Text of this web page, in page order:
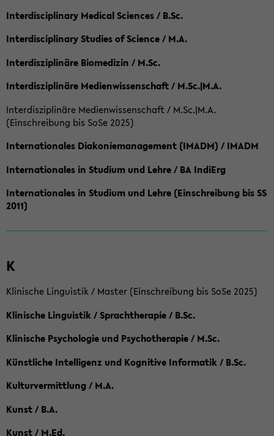
Interdisciplinary Medical Sciences / B.Sc.
Interdisciplinary Studies of Science / M.A.
Interdisziplinäre Biomedizin / M.Sc.
Interdisziplinäre Medienwissenschaft / M.Sc.|M.A.
Interdisziplinäre Medienwissenschaft / M.Sc.|M.A.
(Einschreibung bis SoSe 2025)
Internationales Diakoniemanagement (IMADM) / IMADM
Internationales in Studium und Lehre / BA IndiErg
Internationales in Studium und Lehre (Einschreibung bis SS
2011)
K
Klinische Linguistik / Master (Einschreibung bis SoSe 2025)
Klinische Linguistik / Sprachtherapie / B.Sc.
Klinische Psychologie und Psychotherapie / M.Sc.
Künstliche Intelligenz und Kognitive Informatik / B.Sc.
Kulturvermittlung / M.A.
Kunst / B.A.
Kunst / M.Ed.